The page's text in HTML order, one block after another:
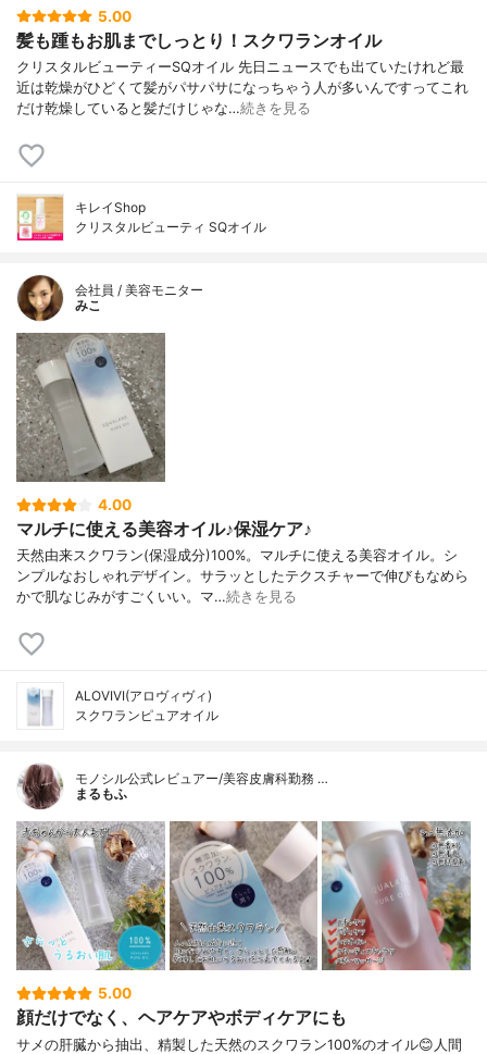
5.00
髪も踵もお肌までしっとり！スクワランオイル
クリスタルビューティーSQオイル 先日ニュースでも出ていたけれど最
近は乾燥がひどくて髪がパサパサになっちゃう人が多いんですってこれ
だけ乾燥していると髪だけじゃな…続きを見る
キレイShop
クリスタルビューティ SQオイル
会社員 / 美容モニター
みこ
4.00
マルチに使える美容オイル♪保湿ケア♪
天然由来スクワラン(保湿成分)100%。マルチに使える美容オイル。シ
ンプルなおしゃれデザイン。サラッとしたテクスチャーで伸びもなめら
かで肌なじみがすごくいい。マ…続きを見る
ALOVIVI(アロヴィヴィ)
スクワランピュアオイル
モノシル公式レビュアー/美容皮膚科勤務 …
まるもふ
5.00
顔だけでなく、ヘアケアやボディケアにも
サメの肝臓から抽出、精製した天然のスクワラン100%のオイル😊人間